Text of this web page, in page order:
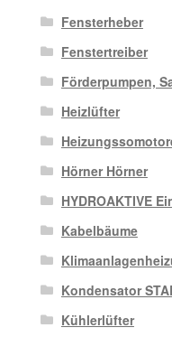
Fensterheber
Fenstertreiber
Förderpumpen,
Heizlüfter
Hörner Hörner
HYDROAKTIVE
Kabelbäume
Kondensator
Kühlerlüfter